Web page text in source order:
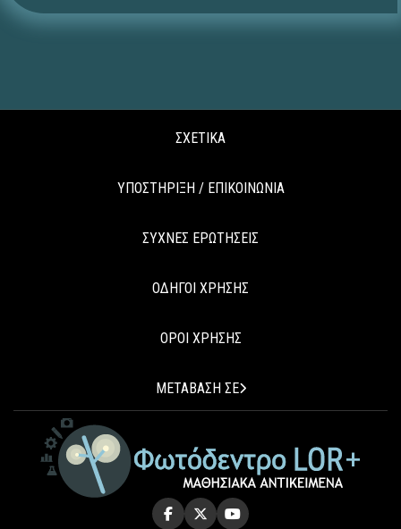
ΣΧΕΤΙΚΑ
ΥΠΟΣΤΗΡΙΞΗ / ΕΠΙΚΟΙΝΩΝΙΑ
ΣΥΧΝΕΣ ΕΡΩΤΗΣΕΙΣ
ΟΔΗΓΟΙ ΧΡΗΣΗΣ
ΟΡΟΙ ΧΡΗΣΗΣ
ΜΕΤΑΒΑΣΗ ΣΕ